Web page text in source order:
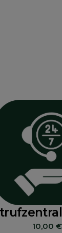
10,00 €